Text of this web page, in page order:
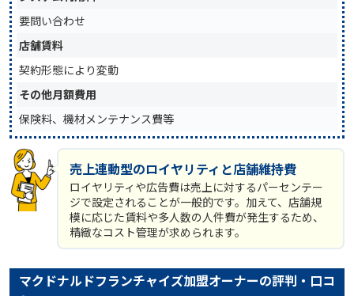
要問い合わせ
店舗賃料
契約形態により変動
その他月額費用
保険料、機材メンテナンス費等
売上連動型のロイヤリティと店舗維持費
ロイヤリティや広告費は売上に対するパーセンテー
ジで設定されることが一般的です。加えて、店舗規
模に応じた賃料や多人数の人件費が発生するため、
精緻なコスト管理が求められます。
マクドナルドフランチャイズ加盟オーナーの評判・口コ